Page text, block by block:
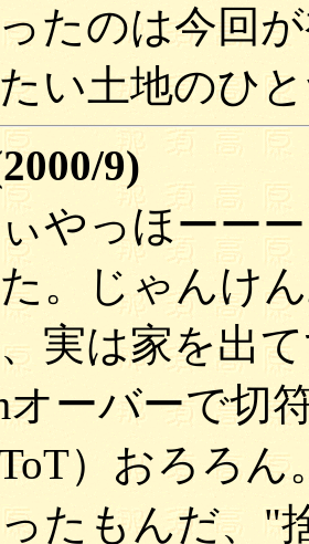
たのは今回
い土地のひ
9)
やっほーー
。じゃんけ
実は家を出
オーバーで切
）おろろ
たもんだ、"